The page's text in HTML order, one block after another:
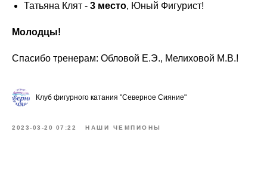
Татьяна Клят - 3 место, Юный Фигурист!
Молодцы!
Спасибо тренерам: Обловой Е.Э., Мелиховой М.В.!
Клуб фигурного катания "Северное Сияние"
2023-03-20 07:22 НАШИ ЧЕМПИОНЫ